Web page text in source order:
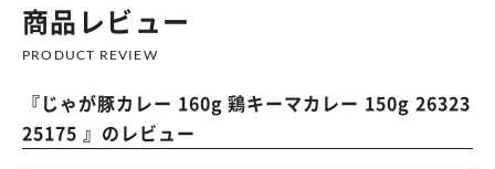
商品レビュー
PRODUCT REVIEW
『じゃが豚カレー 160g 鶏キーマカレー 150g 26323
25175 』のレビュー
※ご確認ください
カートに入れる 購入手続きへ